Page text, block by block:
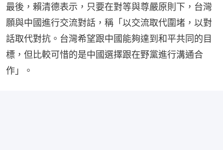
最後，賴清德表示，只要在對等與尊嚴原則下，台灣
願與中國進行交流對話，稱「以交流取代圍堵，以對
話取代對抗。台灣希望跟中國能夠達到和平共同的目
標，但比較可惜的是中國選擇跟在野黨進行溝通合
作」。